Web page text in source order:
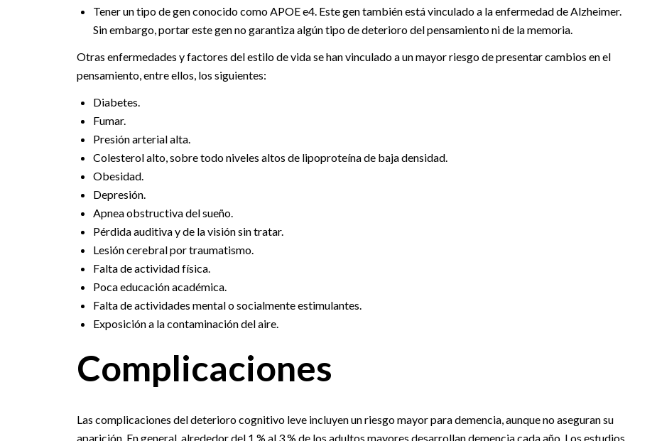
Tener un tipo de gen conocido como APOE e4. Este gen también está vinculado a la enfermedad de Alzheimer.
Sin embargo, portar este gen no garantiza algún tipo de deterioro del pensamiento ni de la memoria.
Otras enfermedades y factores del estilo de vida se han vinculado a un mayor riesgo de presentar cambios en el
pensamiento, entre ellos, los siguientes:
Diabetes.
Fumar.
Presión arterial alta.
Colesterol alto, sobre todo niveles altos de lipoproteína de baja densidad.
Obesidad.
Depresión.
Apnea obstructiva del sueño.
Pérdida auditiva y de la visión sin tratar.
Lesión cerebral por traumatismo.
Falta de actividad física.
Poca educación académica.
Falta de actividades mental o socialmente estimulantes.
Exposición a la contaminación del aire.
Complicaciones
Las complicaciones del deterioro cognitivo leve incluyen un riesgo mayor para demencia, aunque no aseguran su
aparición. En general, alrededor del 1 % al 3 % de los adultos mayores desarrollan demencia cada año. Los estudios